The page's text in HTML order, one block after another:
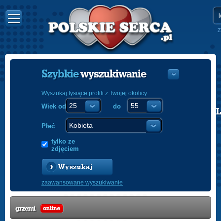
POLISH
Szybkiewyszukiwanie
Wyszukaj tysiące profili z Twojej okolicy:
Wiek od do
Płeć
tylko ze
zdjęciem
Wyszukaj
zaawansowane wyszukiwanie
grzemi